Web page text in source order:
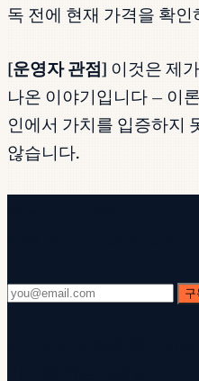
독 전에 현재 가격을 확인
[운영자 관점]
이것은 제
나온 이야기입니다 — 이
인에서 가치를 입증하지
않습니다.